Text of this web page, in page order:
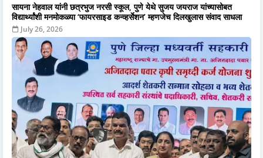
सायना नेहवाल यांनी छत्रभुज नरसी स्कूल, पुणे येथे सुजय जयराज यांच्यासोबत
विद्यार्थ्यांशी मनमोकळ्या ‘फायरसाइड कन्व्हर्सेशन’ म्हणजेच दिलखुलास संवाद साधला
July 26, 2026